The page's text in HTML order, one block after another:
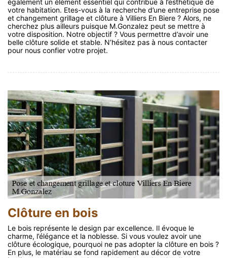
également un élément essentiel qui contribue à l’esthétique de
votre habitation. Etes-vous à la recherche d’une entreprise pose
et changement grillage et clôture à Villiers En Biere ? Alors, ne
cherchez plus ailleurs puisque M.Gonzalez peut se mettre à
votre disposition. Notre objectif ? Vous permettre d’avoir une
belle clôture solide et stable. N’hésitez pas à nous contacter
pour nous confier votre projet.
Clôture en bois
Le bois représente le design par excellence. Il évoque le
charme, l’élégance et la noblesse. Si vous voulez avoir une
clôture écologique, pourquoi ne pas adopter la clôture en bois ?
En plus, le matériau se fond rapidement au décor de votre